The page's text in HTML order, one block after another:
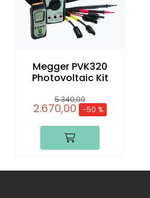
Megger PVK320
Photovoltaic Kit
5.340,00
2.670,00 -50 %